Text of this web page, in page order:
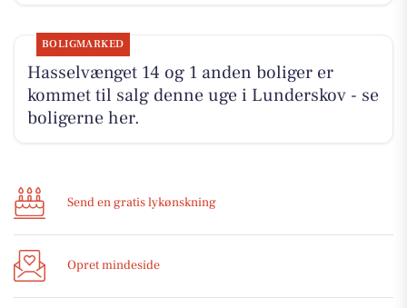
BOLIGMARKED
Hasselvænget 14 og 1 anden boliger er
kommet til salg denne uge i Lunderskov - se
boligerne her.
Send en gratis lykønskning
Opret mindeside